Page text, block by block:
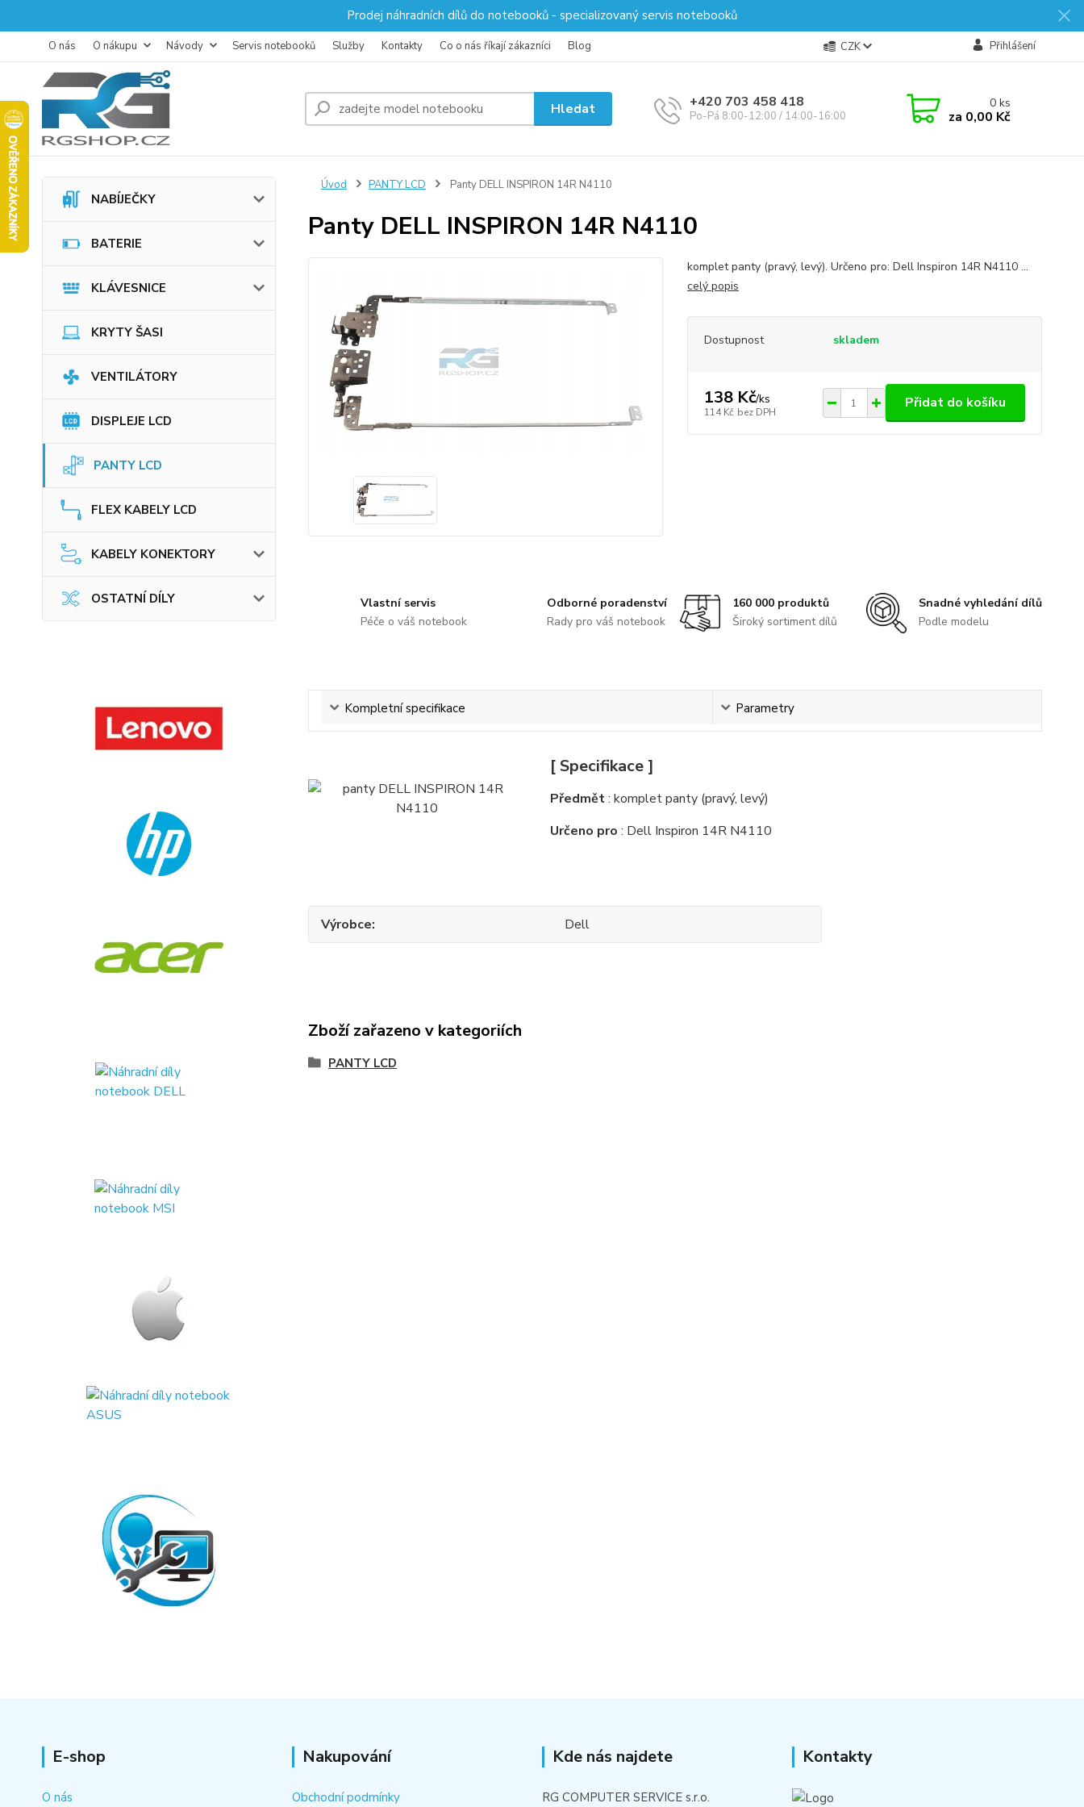
Prodej náhradních dílů do notebooků - specializovaný servis notebooků
O nás O nákupu Návody Servis notebooků Služby Kontakty Co o nás říkají zákazníci Blog CZK Přihlášení
Hledat +420 703 458 418
Po-Pá 8:00-12:00 / 14:00-16:00
0ks
za 0,00 Kč
NABÍJEČKY
BATERIE
KLÁVESNICE
KRYTY ŠASI
VENTILÁTORY
DISPLEJE LCD
PANTY LCD
FLEX KABELY LCD
KABELY KONEKTORY
OSTATNÍ DÍLY
Úvod PANTY LCD Panty DELL INSPIRON 14R N4110
Panty DELL INSPIRON 14R N4110
komplet panty (pravý, levý). Určeno pro: Dell Inspiron 14R N4110 ...
celý popis
Dostupnost skladem
138 Kč/ks
114 Kč bez DPH
Přidat do košíku
Vlastní servis
Péče o váš notebook
Odborné poradenství
Rady pro váš notebook
160 000 produktů
Široký sortiment dílů
Snadné vyhledání dílů
Podle modelu
Kompletní specifikace Parametry
[ Specifikace ]
Předmět: komplet panty (pravý, levý)
Určeno pro : Dell Inspiron 14R N4110
Výrobce Dell
Zboží zařazeno v kategoriích
PANTY LCD
E-shop
O nás
Nakupování
Obchodní podmínky
Kde nás najdete
RG COMPUTER SERVICE s.r.o.
Kontakty